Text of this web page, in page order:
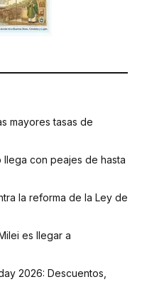
mayores tasas de
llega con peajes de hasta
la reforma de la Ley de
es llegar a
2026: Descuentos,